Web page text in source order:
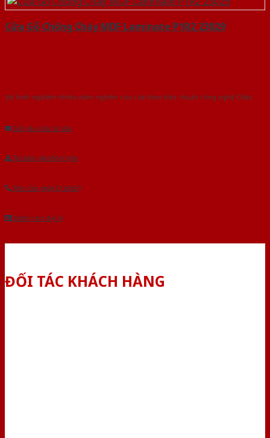
Cửa Gỗ Chống Cháy MDF Laminate P1R2 23029
Với kinh nghiệm nhiêu năm nghiên cứu cửa theo tiêu chuẩn công nghệ Châu
Gửi yêu cầu tư vấn
Tải báo giá tổng hợp
Yêu cầu gọi lại (3 phút)
Dành cho đại lý
ĐỐI TÁC KHÁCH HÀNG